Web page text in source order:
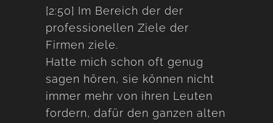
[2:50] Im Bereich der der
professionellen Ziele der
Firmen ziele.
Hatte mich schon oft genug
sagen hören, sie können nicht
immer mehr von ihren Leuten
fordern, dafür den ganzen alten